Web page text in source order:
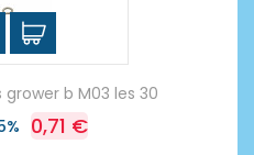
grower b M03 les 30
0,71 €